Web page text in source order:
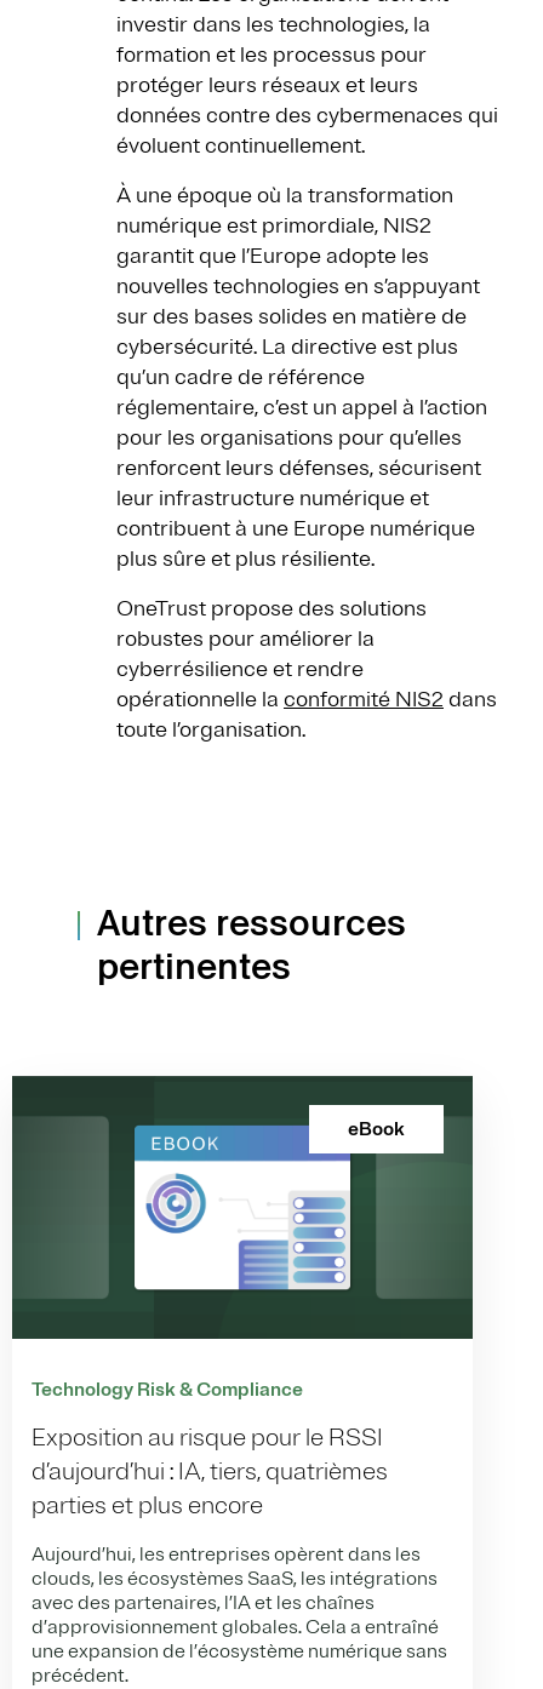
investir dans les technologies, la
formation et les processus pour
protéger leurs réseaux et leurs
données contre des cybermenaces qui
évoluent continuellement.
À une époque où la transformation
numérique est primordiale, NIS2
garantit que l’Europe adopte les
nouvelles technologies en s’appuyant
sur des bases solides en matière de
cybersécurité. La directive est plus
qu’un cadre de référence
réglementaire, c’est un appel à l’action
pour les organisations pour qu’elles
renforcent leurs défenses, sécurisent
leur infrastructure numérique et
contribuent à une Europe numérique
plus sûre et plus résiliente.
OneTrust propose des solutions
robustes pour améliorer la
cyberrésilience et rendre
opérationnelle la conformité NIS2 dans
toute l’organisation.
Autres ressources
pertinentes
eBook
Technology Risk & Compliance
Exposition au risque pour le RSSI
d’aujourd’hui : IA, tiers, quatrièmes
parties et plus encore
Aujourd’hui, les entreprises opèrent dans les
clouds, les écosystèmes SaaS, les intégrations
avec des partenaires, l’IA et les chaînes
d’approvisionnement globales. Cela a entraîné
une expansion de l’écosystème numérique sans
précédent.